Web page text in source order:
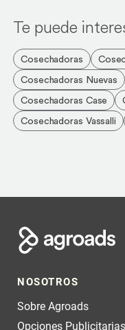
Te puede
Cosechadoras
Cosechadoras Nuevas
Cosechadoras Case
Cosechadoras Vassalli
NOSOTROS
Sobre Agroads
Opciones Publicitarias